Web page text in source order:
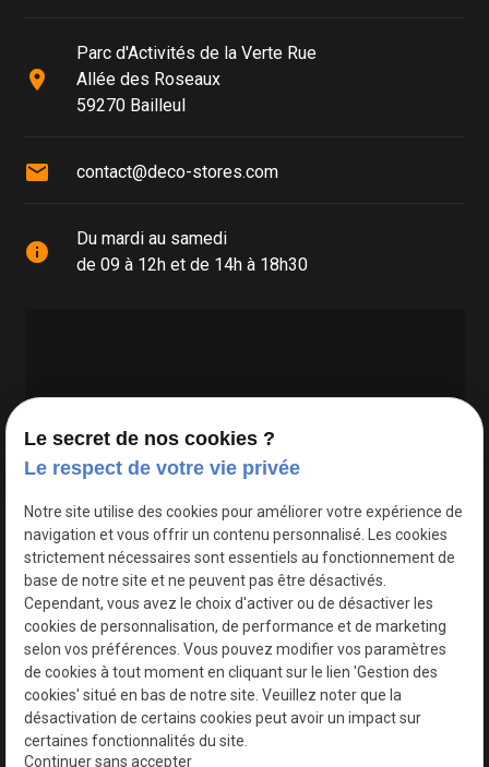
place
Parc d'Activités de la Verte Rue
Allée des Roseaux
59270 Bailleul
mail contact@deco-stores.com
info
Du mardi au samedi
de 09 à 12h et de 14h à 18h30
Google Maps Search API est désactivé.
Le secret de nos cookies ?
Le respect de votre vie privée
Notre site utilise des cookies pour améliorer votre expérience de
navigation et vous offrir un contenu personnalisé. Les cookies
strictement nécessaires sont essentiels au fonctionnement de
base de notre site et ne peuvent pas être désactivés.
Cependant, vous avez le choix d'activer ou de désactiver les
cookies de personnalisation, de performance et de marketing
selon vos préférences. Vous pouvez modifier vos paramètres
de cookies à tout moment en cliquant sur le lien 'Gestion des
cookies' situé en bas de notre site. Veuillez noter que la
désactivation de certains cookies peut avoir un impact sur
certaines fonctionnalités du site.
Continuer sans accepter